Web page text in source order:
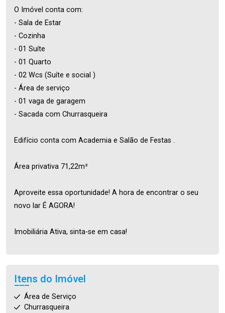
O Imóvel conta com:
- Sala de Estar
- Cozinha
- 01 Suíte
- 01 Quarto
- 02 Wcs (Suíte e social )
- Área de serviço
- 01 vaga de garagem
- Sacada com Churrasqueira
Edifício conta com Academia e Salão de Festas .
Área privativa 71,22m²
Aproveite essa oportunidade! A hora de encontrar o seu
novo lar É AGORA!
Imobiliária Ativa, sinta-se em casa!
Itens do Imóvel
Área de Serviço
Churrasqueira